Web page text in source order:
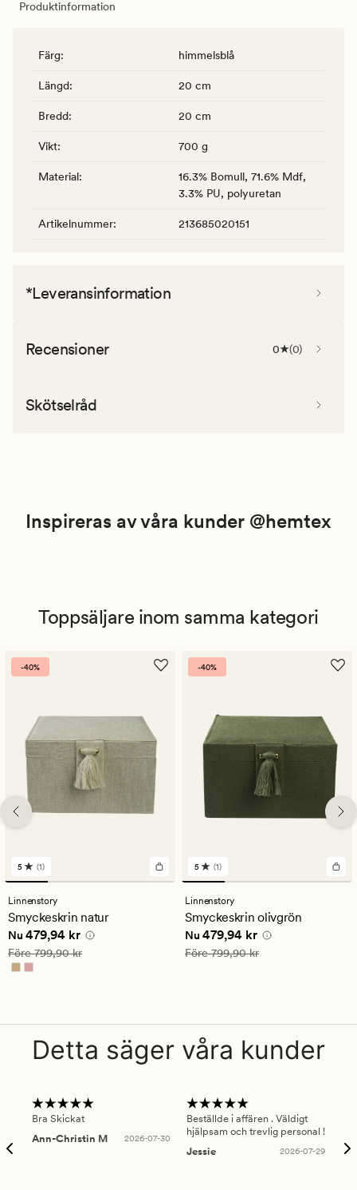
Produktinformation
Färg: himmelsblå
Längd: 20 cm
Bredd: 20 cm
Vikt: 700 g
Material:
16.3% Bomull, 71.6% Mdf,
3.3% PU, polyuretan
Artikelnummer: 213685020151
*Leveransinformation
Recensioner 0 (0)
Skötselråd
Inspireras av våra kunder @hemtex
Toppsäljare inom samma kategori
-40%
1
omdömen
med
ett
genomsnittligt
betyg
på
5
5 (1)
Linnenstory
Smyckeskrin natur
Nuvarande pris
Nu 479,94 kr
Ordinarie pris 799,90 kr
Före799,90 kr
-40%
1
omdömen
med
ett
genomsnittligt
betyg
på
5
5 (1)
Linnenstory
Smyckeskrin olivgrön
Nuvarande pris
Nu 479,94 kr
Ordinarie pris 799,90 kr
Före799,90 kr
Detta säger våra kunder
Bra Skickat
Ann-Christin M
2026-07-30
Beställde i affären . Väldigt
hjälpsam och trevlig personal !
Jessie
2026-07-29